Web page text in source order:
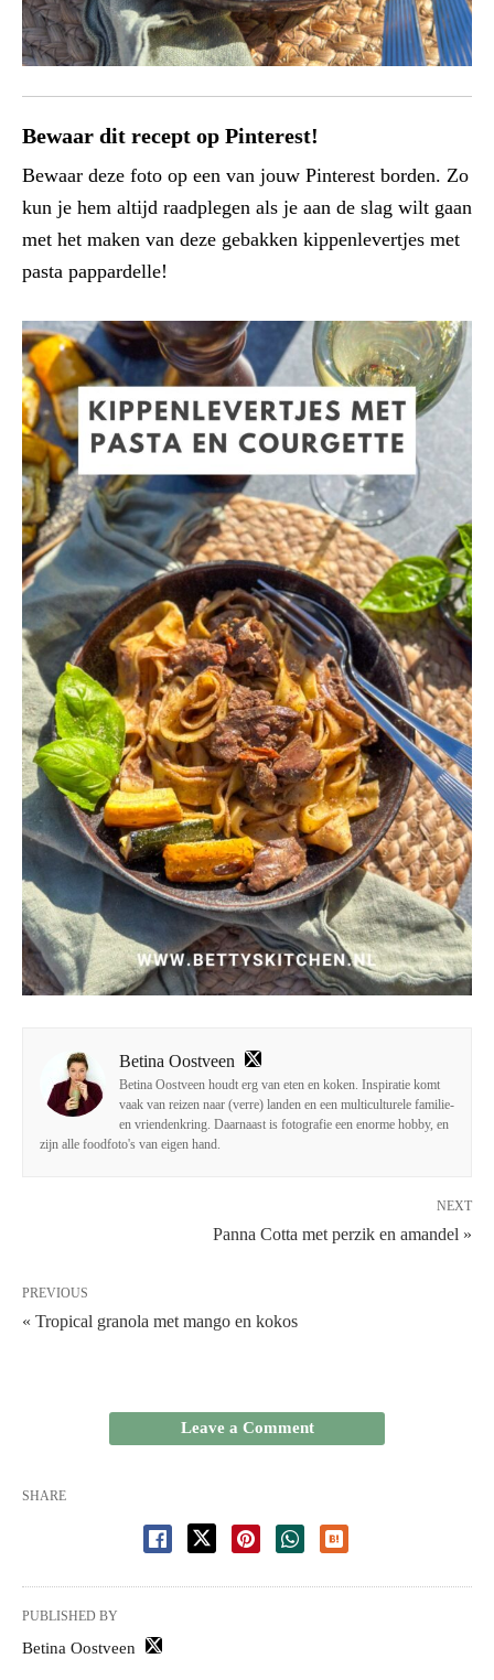
Bewaar dit recept op Pinterest!
Bewaar deze foto op een van jouw Pinterest borden. Zo
kun je hem altijd raadplegen als je aan de slag wilt gaan
met het maken van deze gebakken kippenlevertjes met
pasta pappardelle!
Betina Oostveen
Betina Oostveen houdt erg van eten en koken. Inspiratie komt
vaak van reizen naar (verre) landen en een multiculturele familie-
en vriendenkring. Daarnaast is fotografie een enorme hobby, en
zijn alle foodfoto's van eigen hand.
NEXT
Panna Cotta met perzik en amandel »
PREVIOUS
« Tropical granola met mango en kokos
Leave a Comment
SHARE
PUBLISHED BY
Betina Oostveen